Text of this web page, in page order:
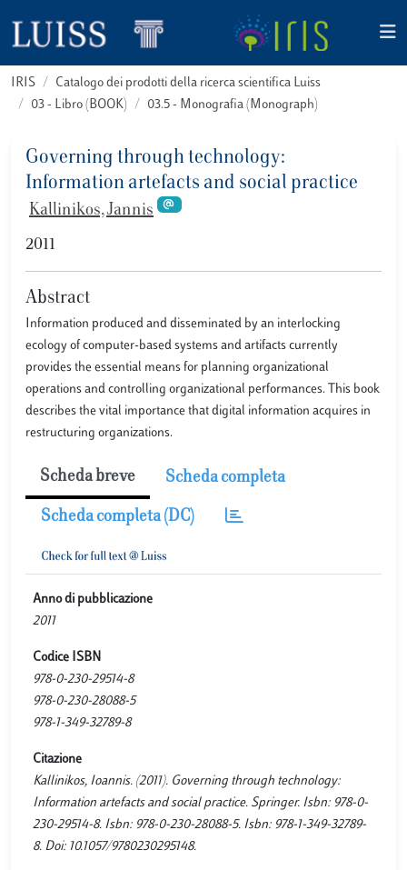
IRIS
Catalogo dei prodotti della ricerca scientifica Luiss
03 - Libro (BOOK)
03.5 - Monografia (Monograph)
Governing through technology:
Information artefacts and social practice
Kallinikos, Jannis
2011
Abstract
Information produced and disseminated by an interlocking
ecology of computer-based systems and artifacts currently
provides the essential means for planning organizational
operations and controlling organizational performances. This book
describes the vital importance that digital information acquires in
restructuring organizations.
Scheda breve Scheda completa
Scheda completa (DC)
Anno di pubblicazione
2011
Codice ISBN
978-0-230-29514-8
978-0-230-28088-5
978-1-349-32789-8
Citazione
Kallinikos, Ioannis. (2011). Governing through technology:
Information artefacts and social practice. Springer. Isbn: 978-0-
230-29514-8. Isbn: 978-0-230-28088-5. Isbn: 978-1-349-32789-
8. Doi: 10.1057/9780230295148.